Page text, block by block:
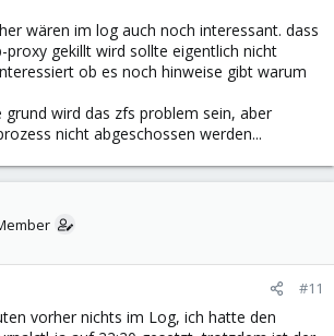
wären im log auch noch interessant. dass
proxy gekillt wird sollte eigentlich nicht
ob es noch hinweise gibt warum
grund wird das zfs problem sein, aber
nicht abgeschossen werden...
#11
vorher nichts im Log, ich hatte den